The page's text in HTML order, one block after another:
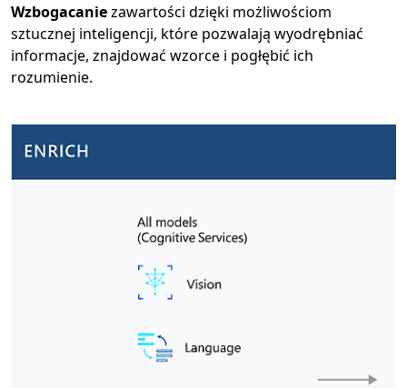
Wzbogacaniezawartości dzięki możliwościom
sztucznej inteligencji, które pozwalają wyodrębniać
informacje, znajdować wzorce i pogłębić ich
rozumienie.